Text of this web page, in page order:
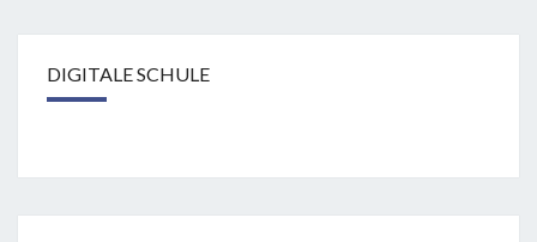
DIGITALE SCHULE